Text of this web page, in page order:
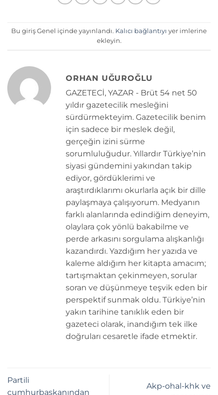
Bu giriş Genel içinde yayınlandı. Kalıcı bağlantıyı yer imlerine
ekleyin.
ORHAN UĞUROĞLU
GAZETECİ, YAZAR - Brüt 54 net 50
yıldır gazetecilik mesleğini
sürdürmekteyim. Gazetecilik benim
için sadece bir meslek değil,
gerçeğin izini sürme
sorumluluğudur. Yıllardır Türkiye’nin
siyasi gündemini yakından takip
ediyor, gördüklerimi ve
araştırdıklarımı okurlarla açık bir dille
paylaşmaya çalışıyorum. Medyanın
farklı alanlarında edindiğim deneyim,
olaylara çok yönlü bakabilme ve
perde arkasını sorgulama alışkanlığı
kazandırdı. Yazdığım her yazıda ve
kaleme aldığım her kitapta amacım;
tartışmaktan çekinmeyen, sorular
soran ve düşünmeye teşvik eden bir
perspektif sunmak oldu. Türkiye’nin
yakın tarihine tanıklık eden bir
gazeteci olarak, inandığım tek ilke
doğruları cesaretle ifade etmektir.
Partili
cumhurbaşkanından
Akp-ohal-khk ve